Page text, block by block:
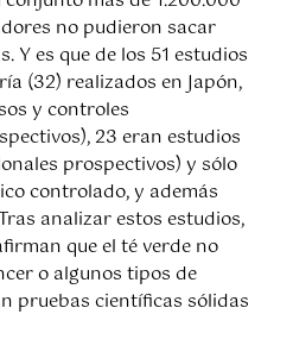
no pudieron sacar
Y es que de los 51 estudios
(32) realizados en Japón,
y controles
23 eran estudios
prospectivos) y sólo
controlado, y además
analizar estos estudios,
que el té verde no
o algunos tipos de
pruebas científicas sólidas